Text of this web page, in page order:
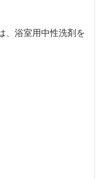
、浴室用中性洗剤を